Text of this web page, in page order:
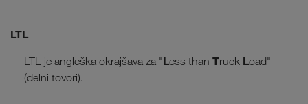
LTL
LTL je angleška okrajšava za "Less than Truck Load"
(delni tovori).